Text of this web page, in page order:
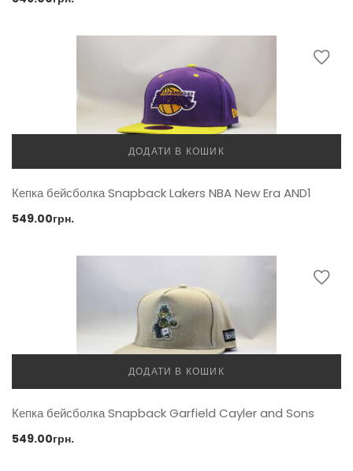
ДОДАТИ В КОШИК
Кепка бейсболка Snapback Lakers NBA New Era AND1
549.00грн.
ДОДАТИ В КОШИК
Кепка бейсболка Snapback Garfield Cayler and Sons
549.00грн.